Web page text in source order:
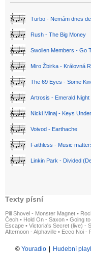
Turbo - Nemám dnes
Rush - The Big Money
Swollen Members - Go
Miro Žbirka - Královná
The 69 Eyes - Some
Artrosis - Emerald Night
Nicki Minaj - Keys
Voivod - Earthache
Faithless - Music
Linkin Park - Divided
Texty písní
Pill Shovel - Monster Magnet •
Čech • Hold On - Saxon • Going
Escape • Victoria's Secret (live) -
Afternoon - Alphaville • Ecco Noi -
© Youradio Hudební